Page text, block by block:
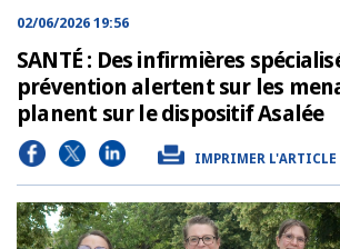
02/06/2026 19:56
SANTÉ : Des infirmières
prévention alertent sur les
planent sur le dispositif Asalée
IMPRIMER L'ARTICLE